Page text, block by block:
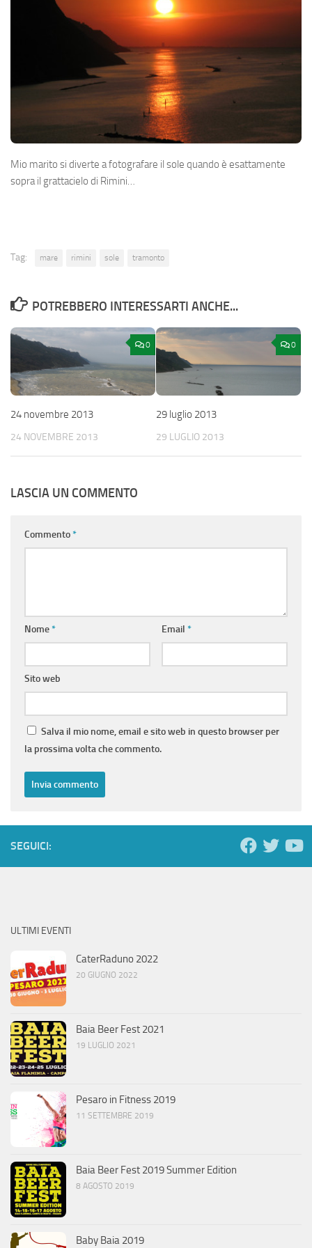
Mio marito si diverte a fotografare il sole quando è esattamente
sopra il grattacielo di Rimini…
Tag: mare rimini sole tramonto
POTREBBERO INTERESSARTI ANCHE...
0
24 novembre 2013
24 NOVEMBRE 2013
0
29 luglio 2013
29 LUGLIO 2013
LASCIA UN COMMENTO
Commento*
Nome* Email *
Sito web
Salva il mio nome, email e sito web in questo browser per
la prossima volta che commento.
SEGUICI:
ULTIMI EVENTI
CaterRaduno 2022
20 GIUGNO 2022
Baia Beer Fest 2021
19 LUGLIO 2021
Pesaro in Fitness 2019
11 SETTEMBRE 2019
Baia Beer Fest 2019 Summer Edition
8 AGOSTO 2019
Baby Baia 2019